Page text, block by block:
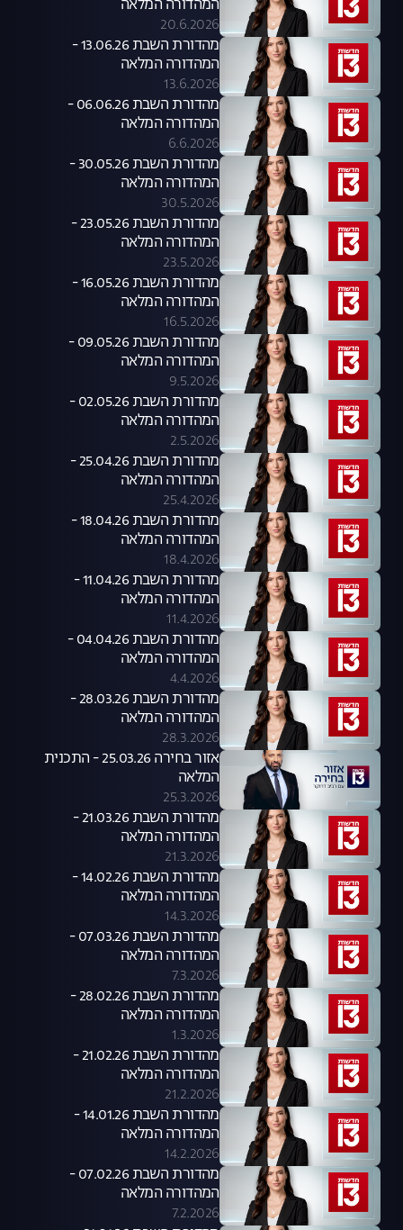
המהדורה המלאה
20.6.2026
מהדורת השבת 13.06.26 -
המהדורה המלאה
13.6.2026
מהדורת השבת 06.06.26 -
המהדורה המלאה
6.6.2026
מהדורת השבת 30.05.26 -
המהדורה המלאה
30.5.2026
מהדורת השבת 23.05.26 -
המהדורה המלאה
23.5.2026
מהדורת השבת 16.05.26 -
המהדורה המלאה
16.5.2026
מהדורת השבת 09.05.26 -
המהדורה המלאה
9.5.2026
מהדורת השבת 02.05.26 -
המהדורה המלאה
2.5.2026
מהדורת השבת 25.04.26 -
המהדורה המלאה
25.4.2026
מהדורת השבת 18.04.26 -
המהדורה המלאה
18.4.2026
מהדורת השבת 11.04.26 -
המהדורה המלאה
11.4.2026
מהדורת השבת 04.04.26 -
המהדורה המלאה
4.4.2026
מהדורת השבת 28.03.26 -
המהדורה המלאה
28.3.2026
אזור בחירה 25.03.26 - התכנית
המלאה
25.3.2026
מהדורת השבת 21.03.26 -
המהדורה המלאה
21.3.2026
מהדורת השבת 14.02.26 -
המהדורה המלאה
14.3.2026
מהדורת השבת 07.03.26 -
המהדורה המלאה
7.3.2026
מהדורת השבת 28.02.26 -
המהדורה המלאה
1.3.2026
מהדורת השבת 21.02.26 -
המהדורה המלאה
21.2.2026
מהדורת השבת 14.01.26 -
המהדורה המלאה
14.2.2026
מהדורת השבת 07.02.26 -
המהדורה המלאה
7.2.2026